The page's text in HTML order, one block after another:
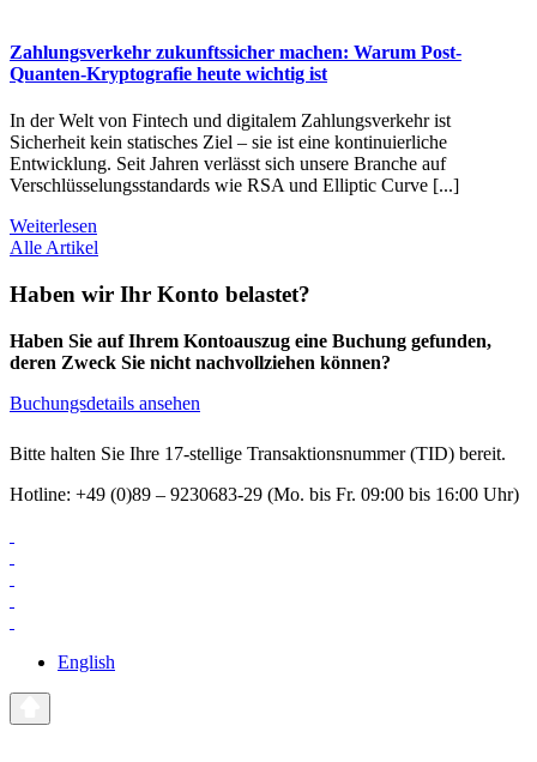
Zahlungsverkehr zukunftssicher machen: Warum Post-
Quanten-Kryptografie heute wichtig ist
In der Welt von Fintech und digitalem Zahlungsverkehr ist
Sicherheit kein statisches Ziel – sie ist eine kontinuierliche
Entwicklung. Seit Jahren verlässt sich unsere Branche auf
Verschlüsselungsstandards wie RSA und Elliptic Curve [...]
Weiterlesen
Alle Artikel
Haben wir Ihr Konto belastet?
Haben Sie auf Ihrem Kontoauszug eine Buchung gefunden,
deren Zweck Sie nicht nachvollziehen können?
Buchungsdetails ansehen
Bitte halten Sie Ihre 17-stellige Transaktionsnummer (TID) bereit.
Hotline: +49 (0)89 – 9230683-29 (Mo. bis Fr. 09:00 bis 16:00 Uhr)
English